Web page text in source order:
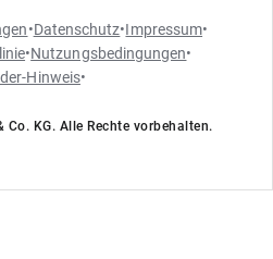
•Datenschutz•Impressum•
•Nutzungsbedingungen•
Hinweis•
Co. KG. Alle Rechte vorbehalten.